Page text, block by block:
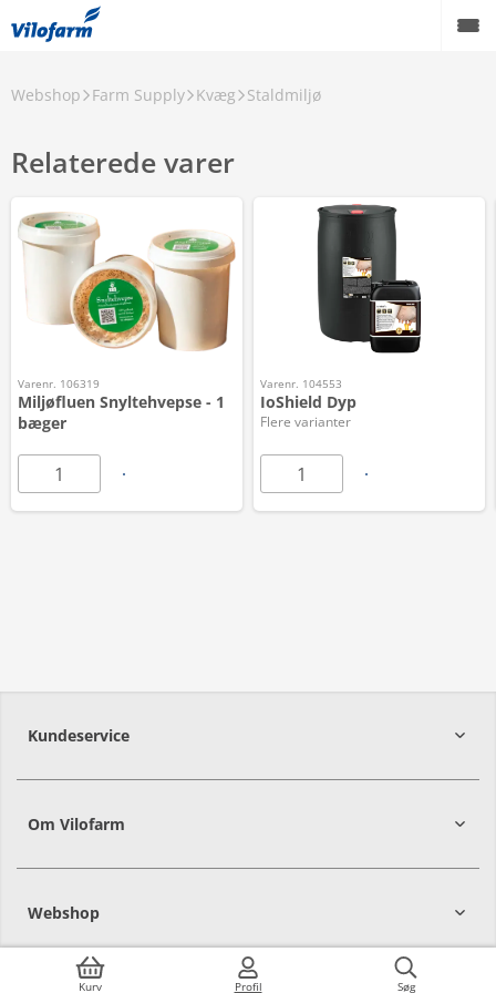
Kurv Profil Søg
Webshop Farm Supply Kvæg Staldmiljø
Relaterede varer
Varenr. 106319
Miljøfluen Snyltehvepse - 1
bæger
Varenr. 104553
IoShield Dyp
Flere varianter
Kundeservice
Om Vilofarm
Webshop